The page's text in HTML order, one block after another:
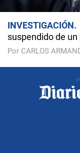
INVESTIGACIÓN
suspendido de
Por CARLOS